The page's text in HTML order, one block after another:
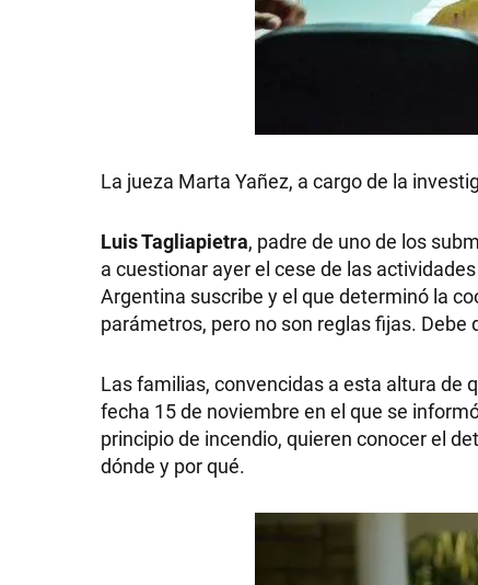
La jueza Marta Yañez, a cargo de la
Luis Tagliapietra, padre de uno de los
a cuestionar ayer el cese de las
Argentina suscribe y el que determinó la
parámetros, pero no son reglas fijas.
Las familias, convencidas a esta altura de
fecha 15 de noviembre en el que se
principio de incendio, quieren conocer el
dónde y por qué.
HERMANO
SALUD
DEPORTES
TECNOLOGÍA